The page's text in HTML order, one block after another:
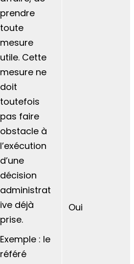
prendre
toute
mesure
utile. Cette
mesure ne
doit
toutefois
pas faire
obstacle à
l’exécution
d’une
décision
administrat
ive déjà
prise.
Exemple : le
référé
Oui